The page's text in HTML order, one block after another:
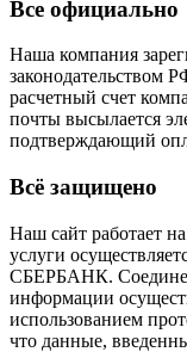
Все официально
Наша компания
законодательством
расчетный счет
почты высылается
подтверждающий
Всё защищено
Наш сайт работает
услуги
СБЕРБАНК.
информации
использованием
что данные,